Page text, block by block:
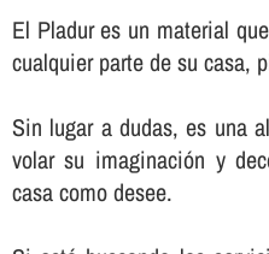
El Pladur es un material
cualquier parte de su casa,
Sin lugar a dudas, es una
volar su imaginación y
casa como desee.